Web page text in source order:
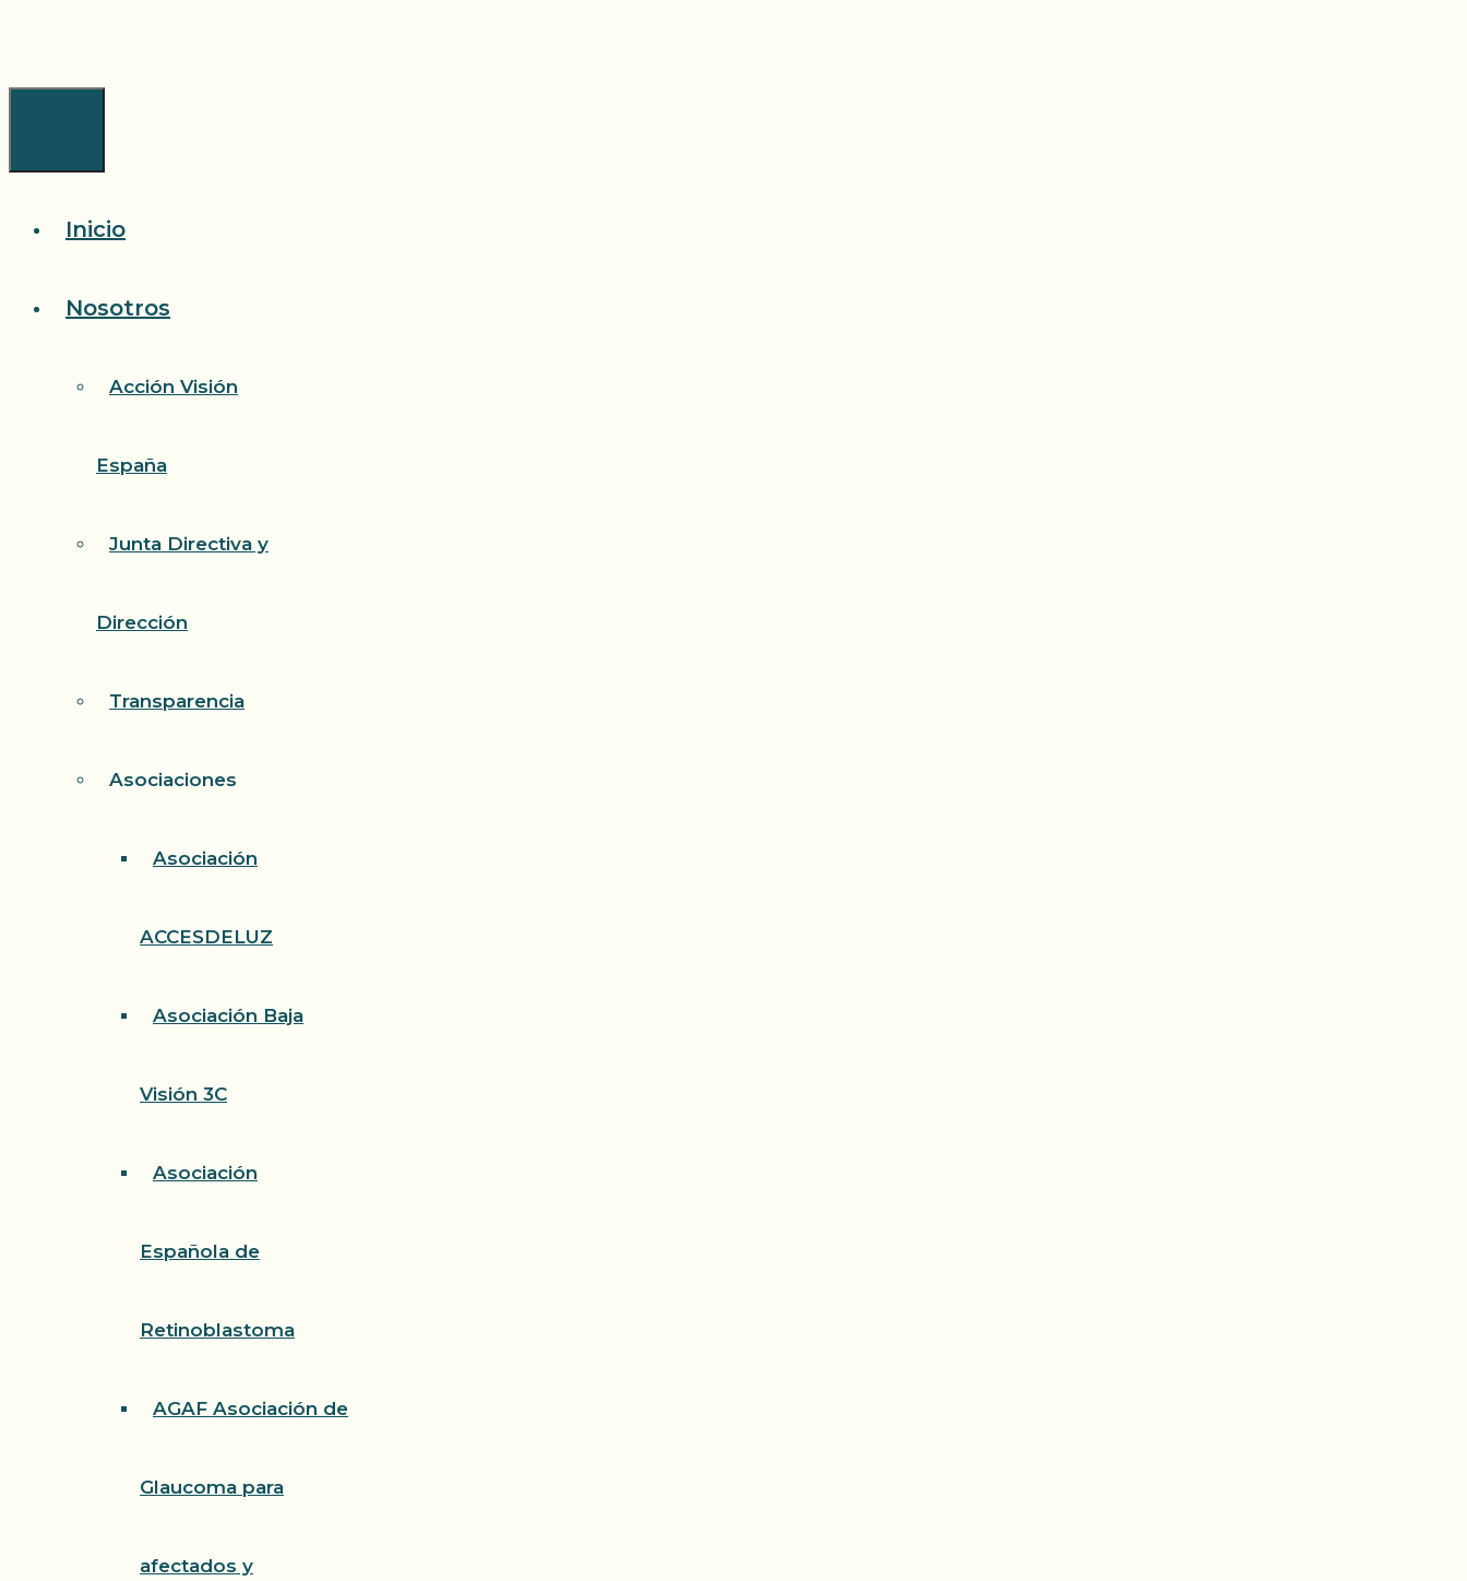
Inicio
Nosotros
Acción Visión
España
Junta Directiva y
Dirección
Transparencia
Asociaciones
Asociación
ACCESDELUZ
Asociación Baja
Visión 3C
Asociación
Española de
Retinoblastoma
AGAF Asociación de
Glaucoma para
afectados y